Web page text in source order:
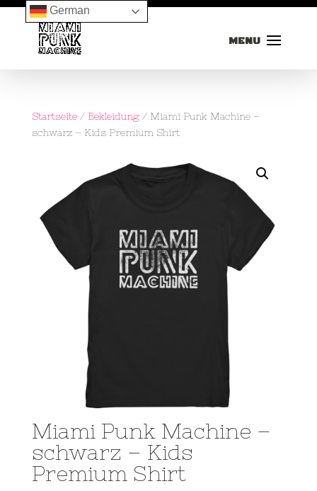
Startseite/ Bekleidung/ Miami Punk Machine –
schwarz – Kids Premium Shirt
Miami Punk Machine –
schwarz – Kids
Premium Shirt
German